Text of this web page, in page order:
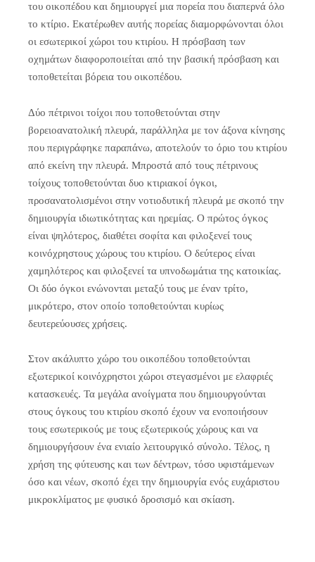
του οικοπέδου και δημιουργεί μια πορεία που διαπερνά όλο
το κτίριο. Εκατέρωθεν αυτής πορείας διαμορφώνονται όλοι
οι εσωτερικοί χώροι του κτιρίου. Η πρόσβαση των
οχημάτων διαφοροποιείται από την βασική πρόσβαση και
τοποθετείται βόρεια του οικοπέδου.
Δύο πέτρινοι τοίχοι που τοποθετούνται στην
βορειοανατολική πλευρά, παράλληλα με τον άξονα κίνησης
που περιγράφηκε παραπάνω, αποτελούν το όριο του κτιρίου
από εκείνη την πλευρά. Μπροστά από τους πέτρινους
τοίχους τοποθετούνται δυο κτιριακοί όγκοι,
προσανατολισμένοι στην νοτιοδυτική πλευρά με σκοπό την
δημιουργία ιδιωτικότητας και ηρεμίας. Ο πρώτος όγκος
είναι ψηλότερος, διαθέτει σοφίτα και φιλοξενεί τους
κοινόχρηστους χώρους του κτιρίου. Ο δεύτερος είναι
χαμηλότερος και φιλοξενεί τα υπνοδωμάτια της κατοικίας.
Οι δύο όγκοι ενώνονται μεταξύ τους με έναν τρίτο,
μικρότερο, στον οποίο τοποθετούνται κυρίως
δευτερεύουσες χρήσεις.
Στον ακάλυπτο χώρο του οικοπέδου τοποθετούνται
εξωτερικοί κοινόχρηστοι χώροι στεγασμένοι με ελαφριές
κατασκευές. Τα μεγάλα ανοίγματα που δημιουργούνται
στους όγκους του κτιρίου σκοπό έχουν να ενοποιήσουν
τους εσωτερικούς με τους εξωτερικούς χώρους και να
δημιουργήσουν ένα ενιαίο λειτουργικό σύνολο. Τέλος, η
χρήση της φύτευσης και των δέντρων, τόσο υφιστάμενων
όσο και νέων, σκοπό έχει την δημιουργία ενός ευχάριστου
μικροκλίματος με φυσικό δροσισμό και σκίαση.